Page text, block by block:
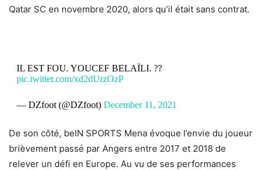
Qatar SC en novembre 2020, alors qu’il était sans contrat.
IL EST FOU. YOUCEF BELAÏLI. ??
pic.twitter.com/xd2dUrzOzP
— DZfoot (@DZfoot) December 11, 2021
De son côté, beIN SPORTS Mena évoque l’envie du joueur
brièvement passé par Angers entre 2017 et 2018 de
relever un défi en Europe. Au vu de ses performances